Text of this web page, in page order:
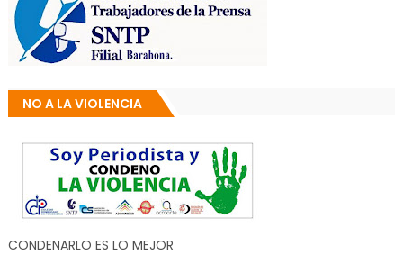
NO A LA VIOLENCIA
CONDENARLO ES LO MEJOR